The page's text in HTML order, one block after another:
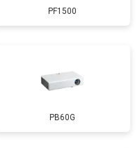
PF1500
PB60G